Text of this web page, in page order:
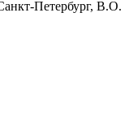
Петербург, В.О.